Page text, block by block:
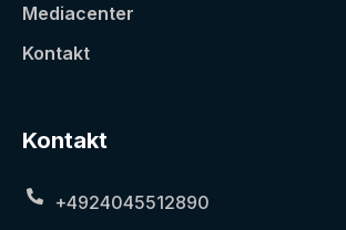
Mediacenter
Kontakt
Kontakt
+4924045512890